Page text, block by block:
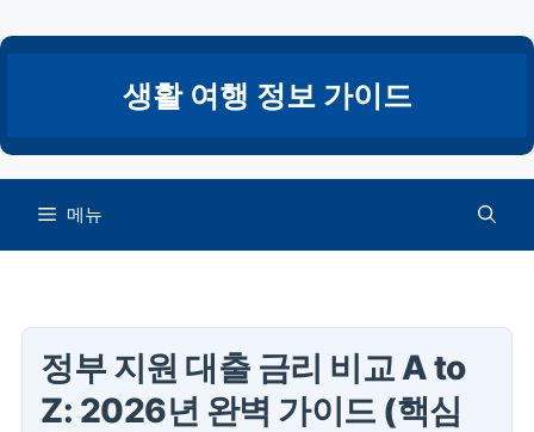
텐
건
너
생활 여행 정보 가이드
메뉴
정부 지원 대출 금리 비교 A to
Z: 2026년 완벽 가이드 (핵심